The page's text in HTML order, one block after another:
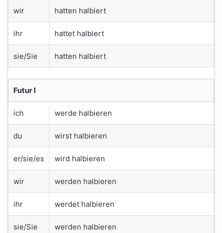
wir hatten halbiert
ihr hattet halbiert
sie/Sie hatten halbiert
Futur I
ich werde halbieren
du wirst halbieren
er/sie/es wird halbieren
wir werden halbieren
ihr werdet halbieren
sie/Sie werden halbieren